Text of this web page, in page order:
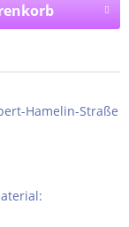
Hamelin-Straße